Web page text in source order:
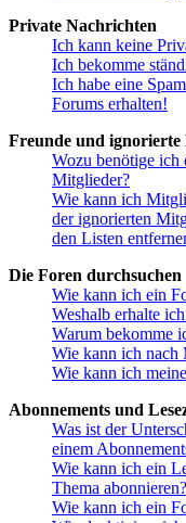
Private Nachrichten
Ich kann keine
Ich bekomme
Ich habe eine
Forums erhalten!
Freunde und
Wozu benötige ich
Mitglieder?
Wie kann ich
der ignorierten
den Listen
Die Foren durchsuchen
Wie kann ich ein
Weshalb erhalte
Warum bekomme
Wie kann ich nach
Wie kann ich
Abonnements und
Was ist der
einem
Wie kann ich ein
Thema abonnieren?
Wie kann ich ein